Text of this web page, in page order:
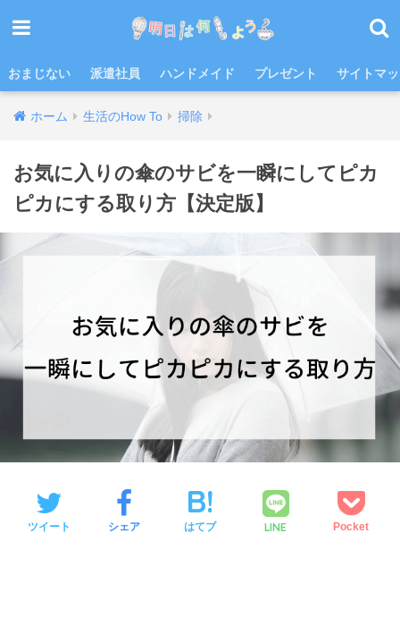
おまじない 派遣社員 ハンドメイド プレゼント サイトマ
ホーム 生活のHow To 掃除
お気に入りの傘のサビを一瞬にしてピカ
ピカにする取り方【決定版】
ツイート シェア はてブ LINE Pocket